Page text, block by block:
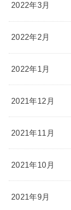
2022年3月
2022年2月
2022年1月
2021年12月
2021年11月
2021年10月
2021年9月